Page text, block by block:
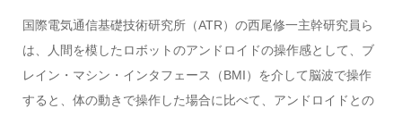
国際電気通信基礎技術研究所（ATR）の西尾修一主幹研究員ら
は、人間を模したロボットのアンドロイドの操作感として、ブ
レイン・マシン・インタフェース（BMI）を介して脳波で操作
すると、体の動きで操作した場合に比べて、アンドロイドとの